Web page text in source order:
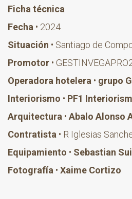
Ficha técnica
Fecha • 2024
Situación • Santiago de
Promotor •
Operadora hotelera • grupo
Interiorismo • PF1
Arquitectura • Abalo Alonso
Contratista • R Iglesias
Equipamiento • Sebastian
Fotografía • Xaime Cortizo